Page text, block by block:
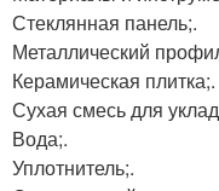
Стеклянная панель;.
Металлический
Керамическая плитка;.
Сухая смесь для
Вода;.
Уплотнитель;.